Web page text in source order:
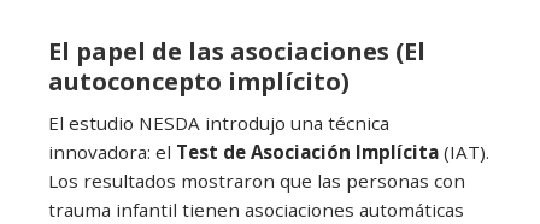
El papel de las asociaciones (El
autoconcepto implícito)
El estudio NESDA introdujo una técnica
innovadora: el Test de Asociación Implícita (IAT).
Los resultados mostraron que las personas con
trauma infantil tienen asociaciones automáticas